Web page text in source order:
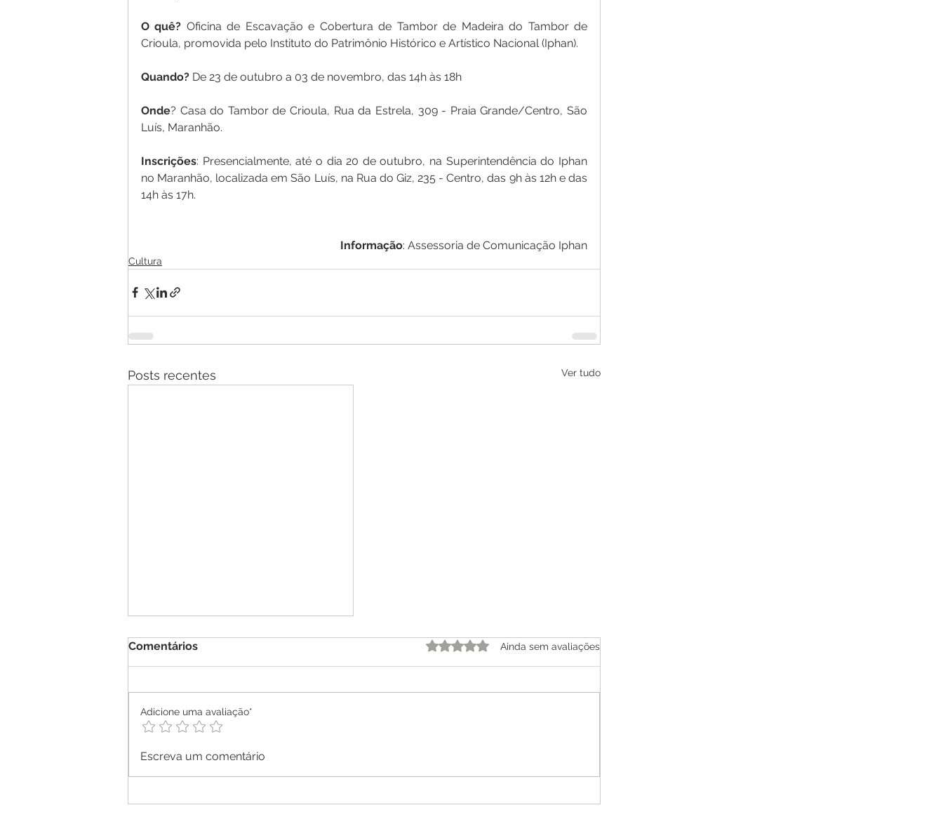
O quê? Oficina de Escavação e Cobertura de Tambor de Madeira do Tambor de
Crioula, promovida pelo Instituto do Patrimônio Histórico e Artístico Nacional (Iphan).
Quando? De 23 de outubro a 03 de novembro, das 14h às 18h
Onde? Casa do Tambor de Crioula, Rua da Estrela, 309 - Praia Grande/Centro, São
Luís, Maranhão.
Inscrições: Presencialmente, até o dia 20 de outubro, na Superintendência do Iphan
no Maranhão, localizada em São Luís, na Rua do Giz, 235 - Centro, das 9h às 12h e das
14h às 17h.
Informação: Assessoria de Comunicação Iphan
Cultura
Posts recentes Ver tudo
Arraial no Sesc Deodoro
encerra a temporada 2025 do
Comentários Avaliado com 0 de 5 estrelas.
Ainda sem avaliações
Adicione uma avaliação*
Escreva um comentário